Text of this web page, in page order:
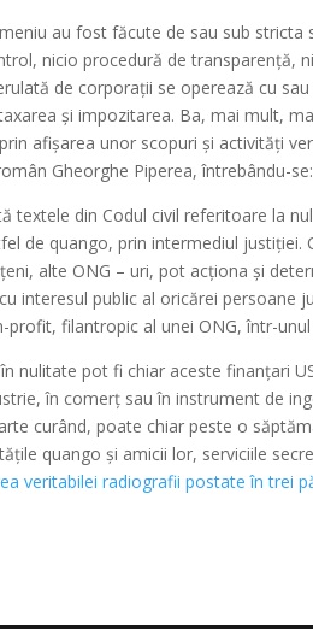
au fost făcute de sau sub
nicio procedură de transparență,
de corporații se operează cu
și impozitarea. Ba, mai mult,
afișarea unor scopuri și activități
Gheorghe Piperea, întrebându-
textele din Codul civil referitoare la
de quango, prin intermediul justiției.
alte ONG – uri, pot acționa și
interesul public al oricărei persoane
filantropic al unei ONG, într-
nulitate pot fi chiar aceste finanțari
în comerț sau în instrument de
curând, poate chiar peste o
quango și amicii lor, serviciile
veritabilei radiografii postate în trei